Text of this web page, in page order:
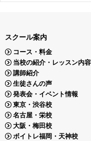
スクール案内
コース・料金
当校の紹介・レッスン内容
講師紹介
生徒さんの声
発表会・イベント情報
東京・渋谷校
名古屋・栄校
大阪・梅田校
ボイトレ福岡・天神校